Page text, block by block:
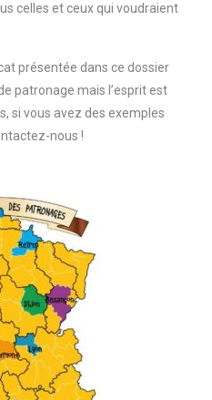
celles et ceux qui voudraient
présentée dans ce dossier
patronage mais l’esprit est
si vous avez des exemples
nous !